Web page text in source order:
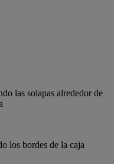
las solapas alrededor de
los bordes de la caja